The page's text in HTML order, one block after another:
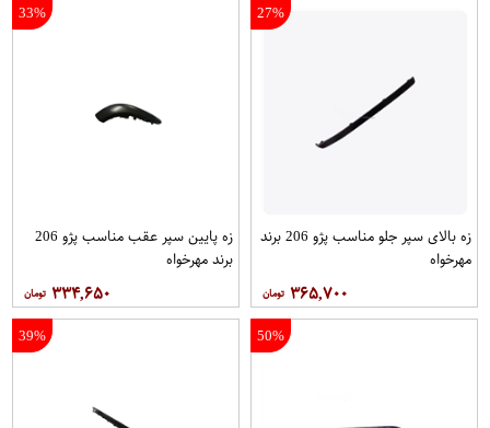
27%
زه بالای سپر جلو مناسب پژو 206 برند
مهرخواه
۳۶۵,۷۰۰
33%
زه پایین سپر عقب مناسب پژو 206
برند مهرخواه
۳۳۴,۶۵۰
50%
39%